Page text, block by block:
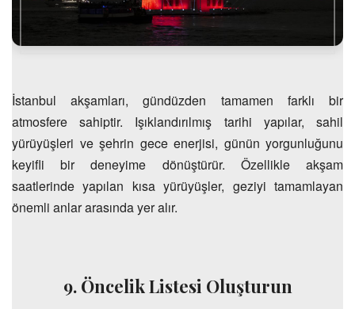
İstanbul akşamları, gündüzden tamamen farklı bir
atmosfere sahiptir. Işıklandırılmış tarihi yapılar, sahil
yürüyüşleri ve şehrin gece enerjisi, günün yorgunluğunu
keyifli bir deneyime dönüştürür. Özellikle akşam
saatlerinde yapılan kısa yürüyüşler, geziyi tamamlayan
önemli anlar arasında yer alır.
9. Öncelik Listesi Oluşturun